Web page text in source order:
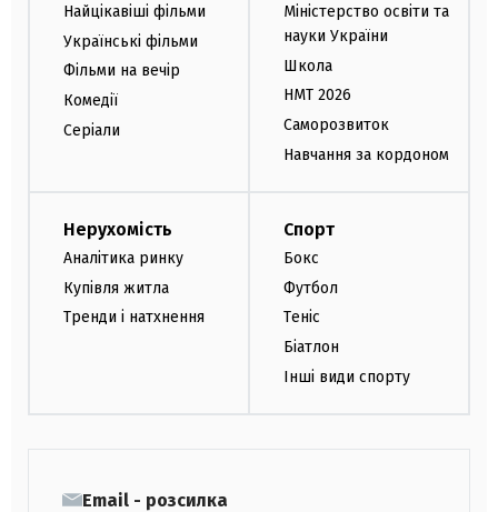
Найцікавіші фільми
Українські фільми
Фільми на вечір
Комедії
Серіали
Міністерство освіти та
науки України
Школа
НМТ 2026
Саморозвиток
Навчання за кордоном
Нерухомість
Аналітика ринку
Купівля житла
Тренди і натхнення
Спорт
Бокс
Футбол
Теніс
Біатлон
Інші види спорту
Email - розсилка